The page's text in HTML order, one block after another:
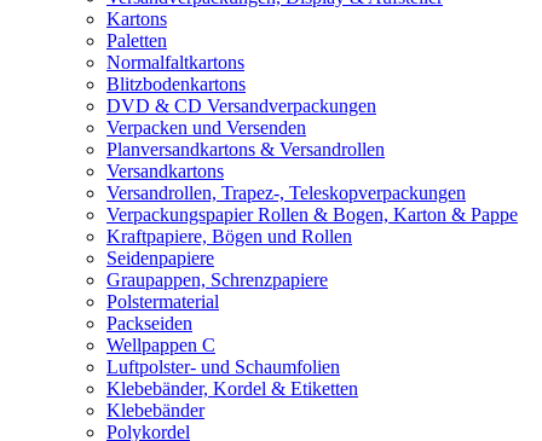
Kartons
Paletten
Normalfaltkartons
Blitzbodenkartons
DVD & CD Versandverpackungen
Verpacken und Versenden
Planversandkartons & Versandrollen
Versandkartons
Versandrollen, Trapez-, Teleskopverpackungen
Verpackungspapier Rollen & Bogen, Karton & Pappe
Kraftpapiere, Bögen und Rollen
Seidenpapiere
Graupappen, Schrenzpapiere
Polstermaterial
Packseiden
Wellpappen C
Luftpolster- und Schaumfolien
Klebebänder, Kordel & Etiketten
Klebebänder
Polykordel